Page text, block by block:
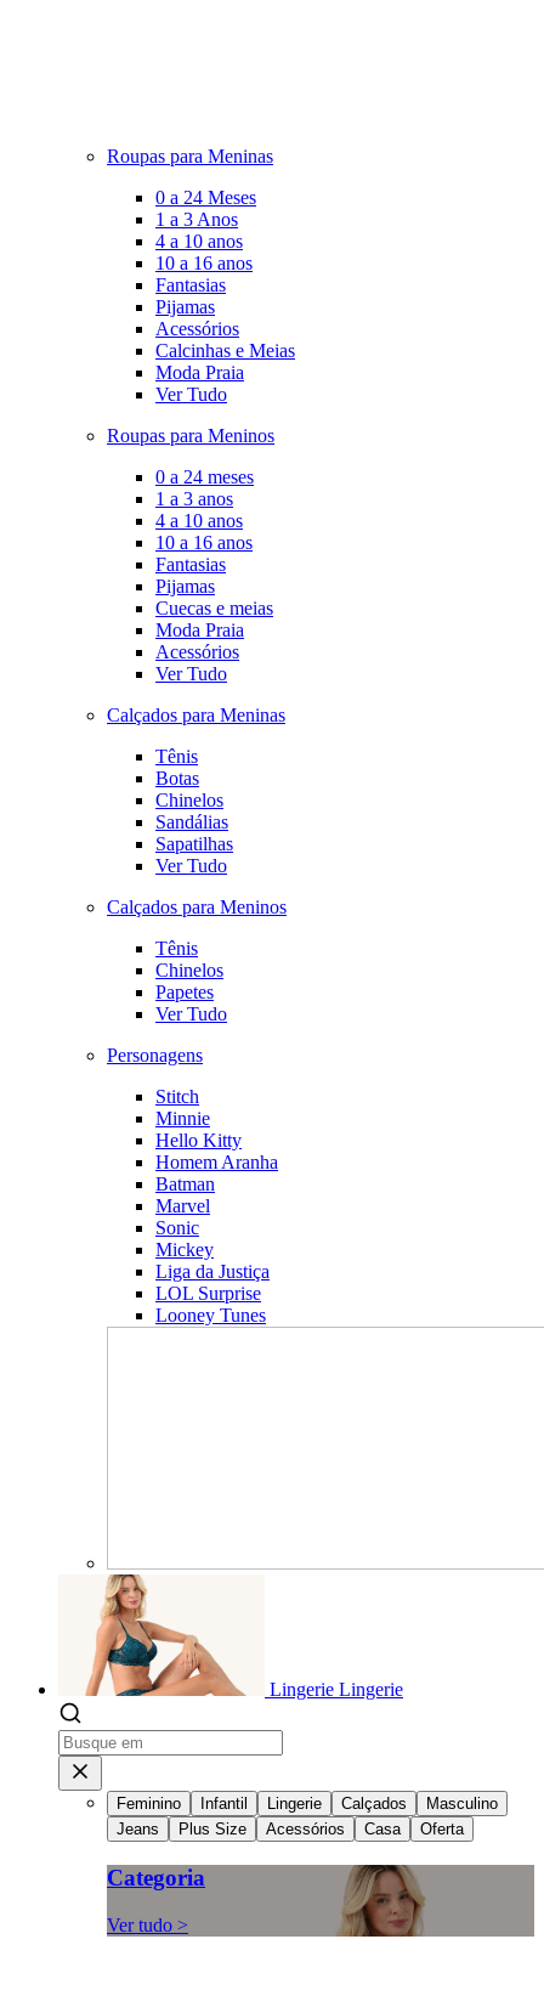
Roupas para Meninas
0 a 24 Meses
1 a 3 Anos
4 a 10 anos
10 a 16 anos
Fantasias
Pijamas
Acessórios
Calcinhas e Meias
Moda Praia
Ver Tudo
Roupas para Meninos
0 a 24 meses
1 a 3 anos
4 a 10 anos
10 a 16 anos
Fantasias
Pijamas
Cuecas e meias
Moda Praia
Acessórios
Ver Tudo
Calçados para Meninas
Tênis
Botas
Chinelos
Sandálias
Sapatilhas
Ver Tudo
Calçados para Meninos
Tênis
Chinelos
Papetes
Ver Tudo
Personagens
Stitch
Minnie
Hello Kitty
Homem Aranha
Batman
Marvel
Sonic
Mickey
Liga da Justiça
LOL Surprise
Looney Tunes
Lingerie Lingerie
Feminino Infantil Lingerie Calçados
Masculino
Jeans
Plus Size Acessórios Casa Oferta
Categoria
Ver tudo >